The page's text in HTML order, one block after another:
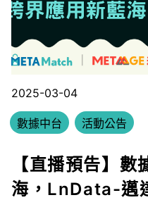
2025-03-04
數據中台 活動公告
【直播預告】
海，LnData-邁